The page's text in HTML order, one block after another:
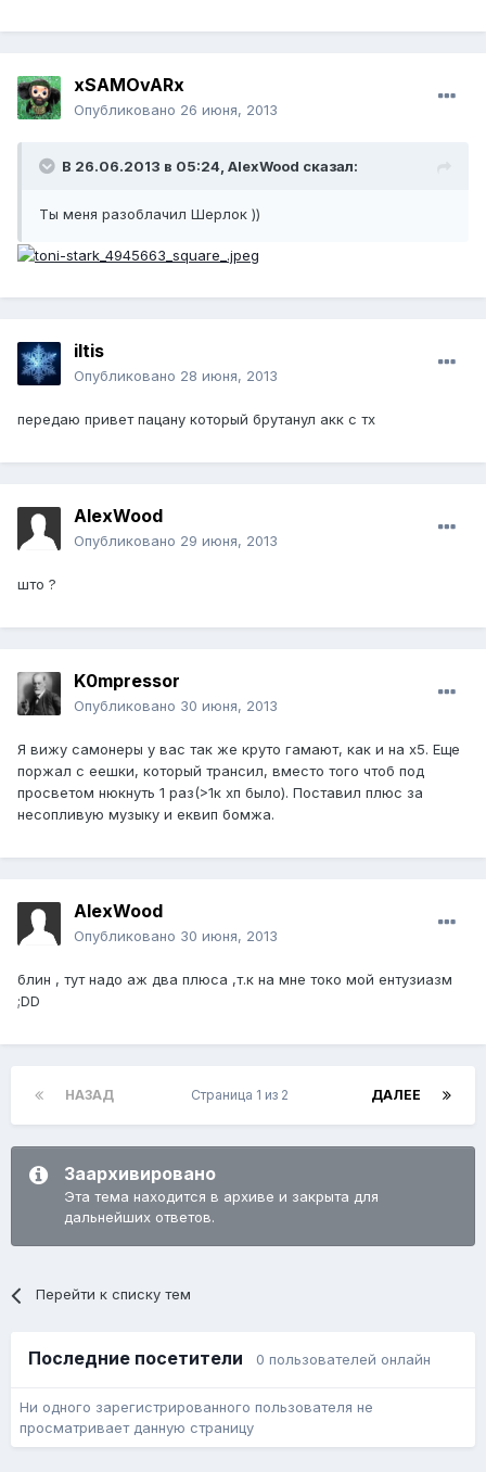
xSAMOvARx
Опубликовано 26 июня, 2013
В 26.06.2013 в 05:24, AlexWood сказал:
Ты меня разоблачил Шерлок ))
iltis
Опубликовано 28 июня, 2013
передаю привет пацану который брутанул акк с тх
AlexWood
Опубликовано 29 июня, 2013
што ?
K0mpressоr
Опубликовано 30 июня, 2013
Я вижу самонеры у вас так же круто гамают, как и на х5. Еще
поржал с еешки, который трансил, вместо того чтоб под
просветом нюкнуть 1 раз(>1к хп было). Поставил плюс за
несопливую музыку и еквип бомжа.
AlexWood
Опубликовано 30 июня, 2013
блин , тут надо аж два плюса ,т.к на мне токо мой ентузиазм
;DD
НАЗАД ДАЛЕЕ
Страница 1 из 2
Заархивировано
Эта тема находится в архиве и закрыта для
дальнейших ответов.
Перейти к списку тем
Последние посетители 0 пользователей онлайн
Ни одного зарегистрированного пользователя не
просматривает данную страницу